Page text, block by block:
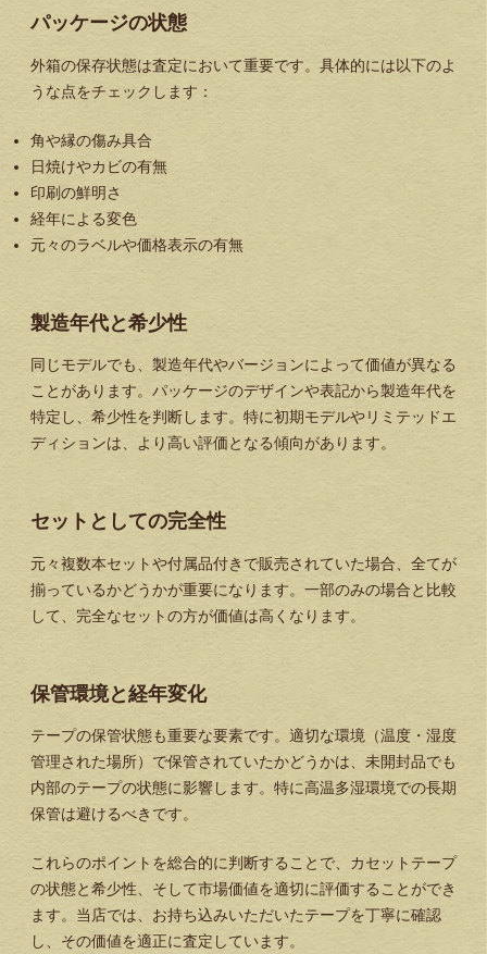
パッケージの状態
外箱の保存状態は査定において重要です。具体的には以下のよ
うな点をチェックします：
角や縁の傷み具合
日焼けやカビの有無
印刷の鮮明さ
経年による変色
元々のラベルや価格表示の有無
製造年代と希少性
同じモデルでも、製造年代やバージョンによって価値が異なる
ことがあります。パッケージのデザインや表記から製造年代を
特定し、希少性を判断します。特に初期モデルやリミテッドエ
ディションは、より高い評価となる傾向があります。
セットとしての完全性
元々複数本セットや付属品付きで販売されていた場合、全てが
揃っているかどうかが重要になります。一部のみの場合と比較
して、完全なセットの方が価値は高くなります。
保管環境と経年変化
テープの保管状態も重要な要素です。適切な環境（温度・湿度
管理された場所）で保管されていたかどうかは、未開封品でも
内部のテープの状態に影響します。特に高温多湿環境での長期
保管は避けるべきです。
これらのポイントを総合的に判断することで、カセットテープ
の状態と希少性、そして市場価値を適切に評価することができ
ます。当店では、お持ち込みいただいたテープを丁寧に確認
し、その価値を適正に査定しています。